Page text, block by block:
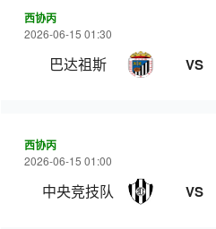
西协丙
2026-06-15 01:30
巴达祖斯 VS
西协丙
2026-06-15 01:00
中央竞技队 VS